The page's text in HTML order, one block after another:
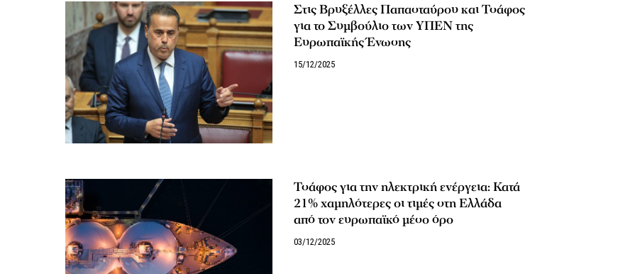
Στις Βρυξέλλες Παπασταύρου και Τσάφος
για το Συμβούλιο των ΥΠΕΝ της
Ευρωπαϊκής Ένωσης
15/12/2025
Τσάφος για την ηλεκτρική ενέργεια: Κατά
21% χαμηλότερες οι τιμές στη Ελλάδα
από τον ευρωπαϊκό μέσο όρο
03/12/2025